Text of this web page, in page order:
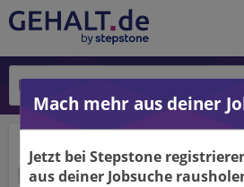
2.398 €
25% 50%
Mach mehr aus deiner
Jetzt bei Stepstone
aus deiner Jobsuche